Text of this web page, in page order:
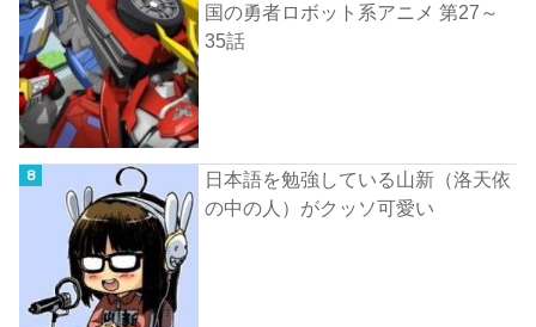
国の勇者ロボット系アニメ 第27～
35話
日本語を勉強している山新（洛天依
の中の人）がクッソ可愛い